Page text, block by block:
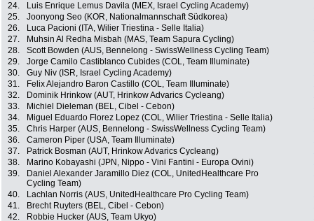
24.
Luis Enrique Lemus Davila (MEX, Israel Cycling Academy)
25.
Joonyong Seo (KOR, Nationalmannschaft Südkorea)
26.
Luca Pacioni (ITA, Wilier Triestina - Selle Italia)
27.
Muhsin Al Redha Misbah (MAS, Team Sapura Cycling)
28.
Scott Bowden (AUS, Bennelong - SwissWellness Cycling Team)
29.
Jorge Camilo Castiblanco Cubides (COL, Team Illuminate)
30.
Guy Niv (ISR, Israel Cycling Academy)
31.
Felix Alejandro Baron Castillo (COL, Team Illuminate)
32.
Dominik Hrinkow (AUT, Hrinkow Advarics Cycleang)
33.
Michiel Dieleman (BEL, Cibel - Cebon)
34.
Miguel Eduardo Florez Lopez (COL, Wilier Triestina - Selle Italia)
35.
Chris Harper (AUS, Bennelong - SwissWellness Cycling Team)
36.
Cameron Piper (USA, Team Illuminate)
37.
Patrick Bosman (AUT, Hrinkow Advarics Cycleang)
38.
Marino Kobayashi (JPN, Nippo - Vini Fantini - Europa Ovini)
39.
Daniel Alexander Jaramillo Diez (COL, UnitedHealthcare Pro
Cycling Team)
40. Lachlan Norris (AUS, UnitedHealthcare Pro Cycling Team)
41.
Brecht Ruyters (BEL, Cibel - Cebon)
42.
Robbie Hucker (AUS, Team Ukyo)